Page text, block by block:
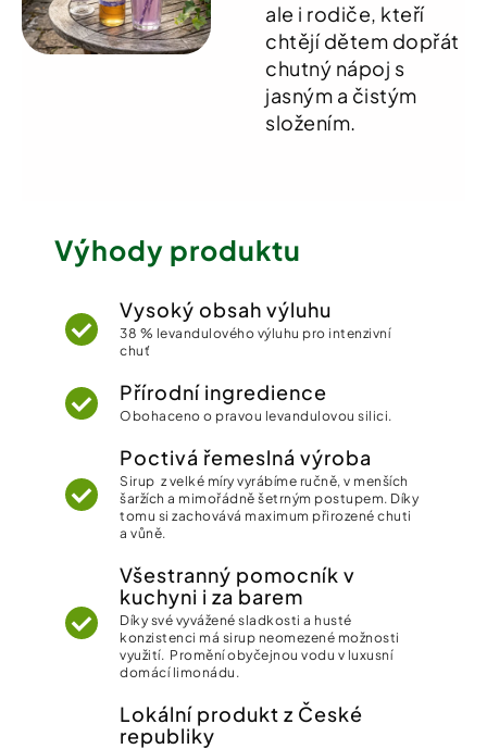
ale i rodiče, kteří
chtějí dětem dopřát
chutný nápoj s
jasným a čistým
složením.
Výhody produktu
Vysoký obsah výluhu
38 % levandulového výluhu pro intenzivní
chuť
Přírodní ingredience
Obohaceno o pravou levandulovou silici.
Poctivá řemeslná výroba
Sirup z velké míry vyrábíme ručně, v menších
šaržích a mimořádně šetrným postupem. Díky
tomu si zachovává maximum přirozené chuti
a vůně.
Všestranný pomocník v
kuchyni i za barem
Díky své vyvážené sladkosti a husté
konzistenci má sirup neomezené možnosti
využití. Promění obyčejnou vodu v luxusní
domácí limonádu.
Lokální produkt z České
republiky